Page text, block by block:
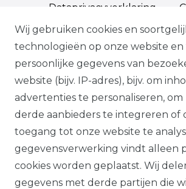
Data­privacy­verklaring
*Op geselecteerde
bevestigd, volgens
Alle prijzen plus btw. Onze
zijn alleen geldig voor
overheden.
Wij gebruiken cookies en
technologieën op onze website
persoonlijke gegevens van
website (bijv. IP-adres), bijv. om
advertenties te personaliseren, om
derde aanbieders te integreren of
toegang tot onze website te
gegevensverwerking vindt alleen
cookies worden geplaatst. Wij
gegevens met derde partijen die